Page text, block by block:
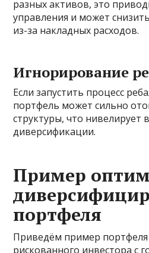
разных активов, это
управления и может
из-за накладных расходов.
Игнорирование
Если запустить процесс
портфель может сильно
структуры, что нивелирует
диверсификации.
Пример
портфеля
Приведём пример
рискованного инвестора с